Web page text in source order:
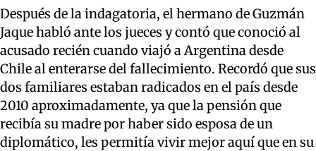
Después de la indagatoria, el hermano de Guzmán
Jaque habló ante los jueces y contó que conoció al
acusado recién cuando viajó a Argentina desde
Chile al enterarse del fallecimiento. Recordó que sus
dos familiares estaban radicados en el país desde
2010 aproximadamente, ya que la pensión que
recibía su madre por haber sido esposa de un
diplomático, les permitía vivir mejor aquí que en su